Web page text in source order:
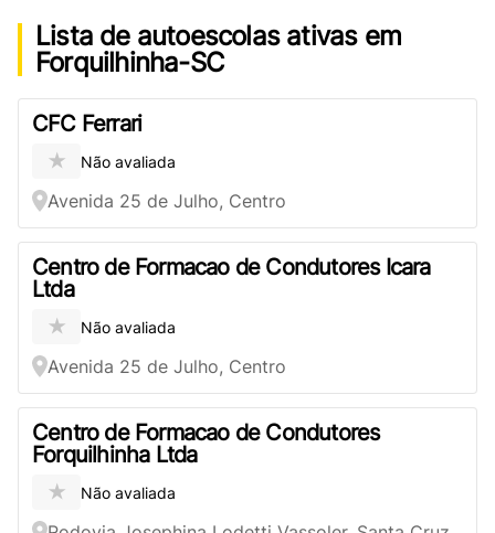
Lista de autoescolas ativas em
Forquilhinha-SC
CFC Ferrari
★ Não avaliada
Avenida 25 de Julho, Centro
Centro de Formacao de Condutores Icara
Ltda
★ Não avaliada
Avenida 25 de Julho, Centro
Centro de Formacao de Condutores
Forquilhinha Ltda
★ Não avaliada